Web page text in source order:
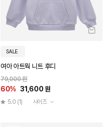
SALE
여아 아트웍 니트 후디
79,000 원
60% 31,600 원
5.0 (1) 사이즈